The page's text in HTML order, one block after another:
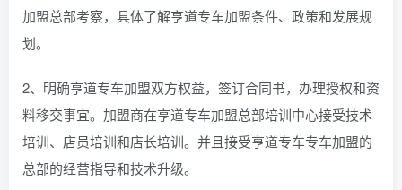
加盟总部考察，具体了解亨道专车加盟条件、政策和发展规
划。
2、明确亨道专车加盟双方权益，签订合同书，办理授权和资
料移交事宜。加盟商在亨道专车加盟总部培训中心接受技术
培训、店员培训和店长培训。并且接受亨道专车专车加盟的
总部的经营指导和技术升级。